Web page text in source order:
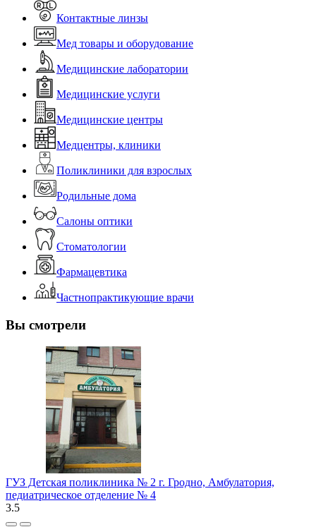
Контактные линзы
Мед товары и оборудование
Медицинские лаборатории
Медицинские услуги
Медицинские центры
Медцентры, клиники
Поликлиники для взрослых
Родильные дома
Салоны оптики
Стоматологии
Фармацевтика
Частнопрактикующие врачи
Вы смотрели
ГУЗ Детская поликлиника № 2 г. Гродно, Амбулатория,
педиатрическое отделение № 4
3.5